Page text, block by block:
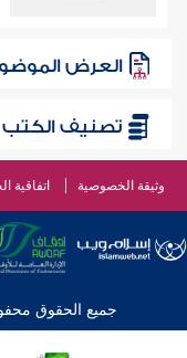
العرض
تصنيف الكتب
وثيقة الخصوصية اتفاقية
جميع الحقوق محفوظة © 2026 - 1998